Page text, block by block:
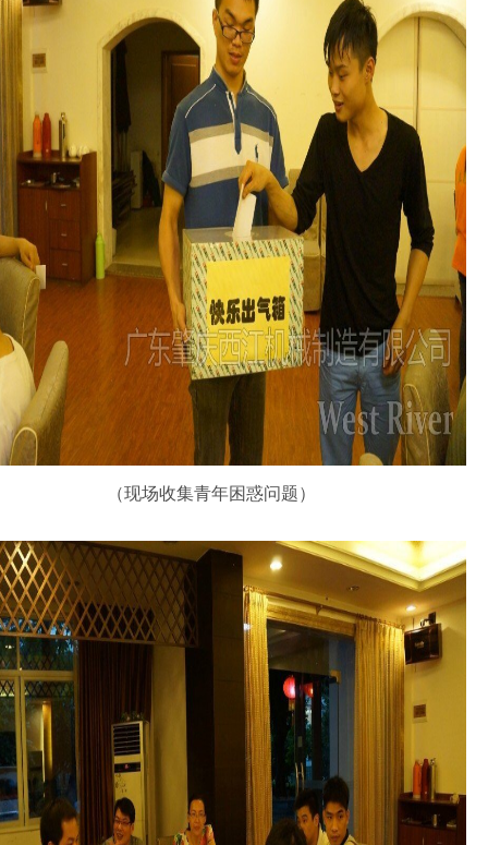
（现场收集青年困惑问题）